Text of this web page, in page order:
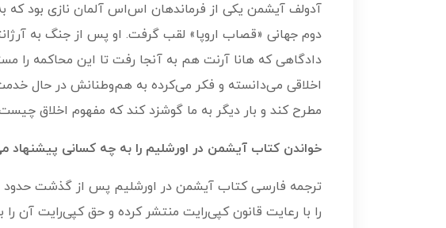
آدولف آیشمن یکی از فرماندهان اس‌اس آلمان نازی بود که
دادگاهی که هانا آرنت هم به آنجا رفت تا این محاکمه را
اخلاقی می‌دانسته و فکر می‌کرده به هم‌وطنانش در حال
مطرح کند و بار دیگر به ما گوشزد کند که مفهوم اخلاق
خواندن کتاب آیشمن در اورشلیم را به چه کسانی پیشنهاد
را با رعایت قانون کپی‌رایت منتشر کرده و حق کپی‌رایت آن